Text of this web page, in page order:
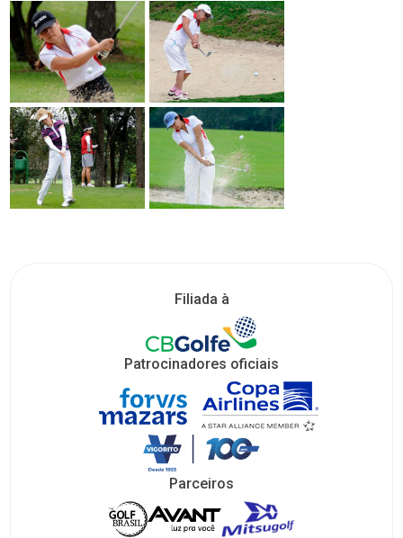
Filiada à
Patrocinadores oficiais
Parceiros